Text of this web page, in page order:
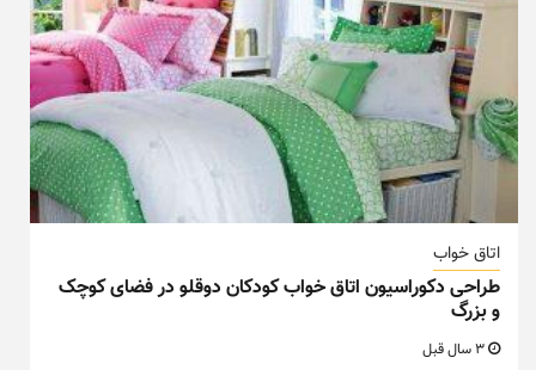
اتاق خواب
طراحی دکوراسیون اتاق خواب کودکان دوقلو در فضای کوچک
و بزرگ